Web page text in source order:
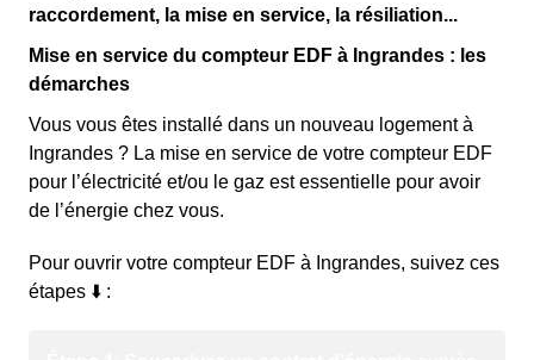
raccordement, la mise en service, la résiliation...
Mise en service du compteur EDF à Ingrandes : les
démarches
Vous vous êtes installé dans un nouveau logement à
Ingrandes ? La mise en service de votre compteur EDF
pour l’électricité et/ou le gaz est essentielle pour avoir
de l’énergie chez vous.
Pour ouvrir votre compteur EDF à Ingrandes, suivez ces
étapes ⬇️ :